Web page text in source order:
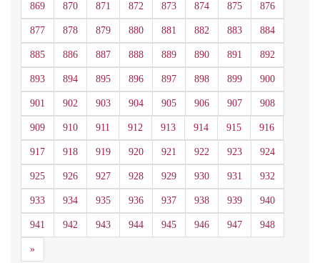
869 870 871 872 873 874 875 876
877 878 879 880 881 882 883 884
885 886 887 888 889 890 891 892
893 894 895 896 897 898 899 900
901 902 903 904 905 906 907 908
909 910 911 912 913 914 915 916
917 918 919 920 921 922 923 924
925 926 927 928 929 930 931 932
933 934 935 936 937 938 939 940
941 942 943 944 945 946 947 948
»Siguiente